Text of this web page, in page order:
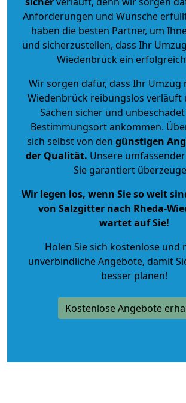
Anforderungen und Wünsche
haben die besten Partner, um
und sicherzustellen, dass Ihr
Wiedenbrück ein
Wir sorgen dafür, dass Ihr Umzug
Wiedenbrück reibungslos verläuft
Sachen sicher und
Bestimmungsort ankommen.
sich selbst von den günstigen
der Qualität. Unsere
Sie garantiert
Wir legen los, wenn Sie so weit
von Salzgitter nach Rheda-
wartet auf Sie!
Holen Sie sich kostenlose und
unverbindliche Angebote, damit
besser planen!
Kostenlose Angebote